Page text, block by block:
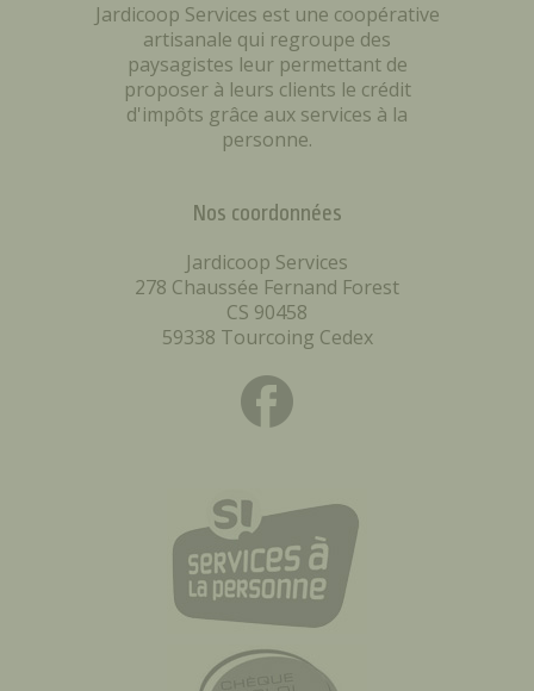
Jardicoop Services est une coopérative
artisanale qui regroupe des
paysagistes leur permettant de
proposer à leurs clients le crédit
d'impôts grâce aux services à la
personne.
Nos coordonnées
Jardicoop Services
278 Chaussée Fernand Forest
CS 90458
59338 Tourcoing Cedex